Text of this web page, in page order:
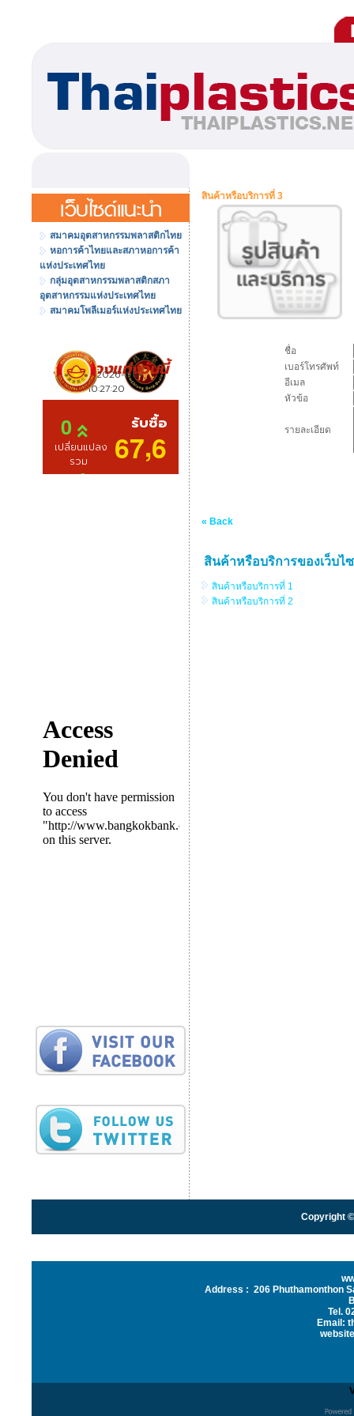
สมาคมอุตสาหกรรมพลาสติกไทย
หอการค้าไทยและสภาหอการค้า
แห่งประเทศไทย
กลุ่มอุตสาหกรรมพลาสติกสภา
อุตสาหกรรมแห่งประเทศไทย
สมาคมโพลีเมอร์แห่งประเทศไทย
สินค้าหรือบริการที่ 3
ชื่อ
เบอร์โทรศัพท์
อีเมล
หัวข้อ
รายละเอียด
« Back
สินค้าหรือบริการของเว็บไ
สินค้าหรือบริการที่ 1
สินค้าหรือบริการที่ 2
Copyright
Address : 206 Phuthamonthon
Tel.
Email: